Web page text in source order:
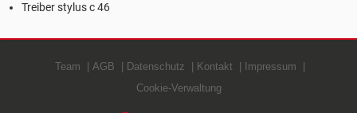
Treiber stylus c 46
Team AGB Datenschutz Kontakt
Impressum
Cookie-Verwaltung